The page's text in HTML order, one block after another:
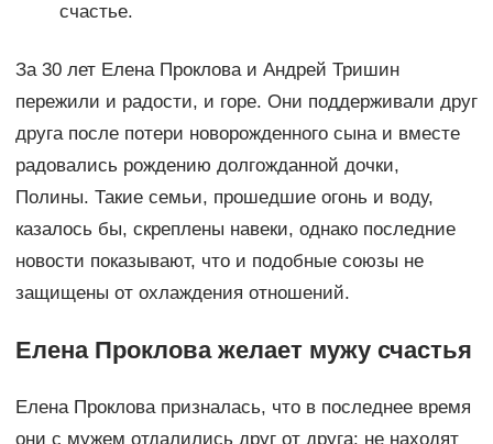
счастье.
За 30 лет Елена Проклова и Андрей Тришин
пережили и радости, и горе. Они поддерживали друг
друга после потери новорожденного сына и вместе
радовались рождению долгожданной дочки,
Полины. Такие семьи, прошедшие огонь и воду,
казалось бы, скреплены навеки, однако последние
новости показывают, что и подобные союзы не
защищены от охлаждения отношений.
Елена Проклова желает мужу счастья
Елена Проклова призналась, что в последнее время
они с мужем отдалились друг от друга: не находят